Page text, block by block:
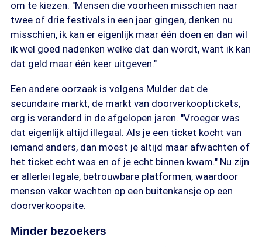
om te kiezen. "Mensen die voorheen misschien naar
twee of drie festivals in een jaar gingen, denken nu
misschien, ik kan er eigenlijk maar één doen en dan wil
ik wel goed nadenken welke dat dan wordt, want ik kan
dat geld maar één keer uitgeven."
Een andere oorzaak is volgens Mulder dat de
secundaire markt, de markt van doorverkooptickets,
erg is veranderd in de afgelopen jaren. "Vroeger was
dat eigenlijk altijd illegaal. Als je een ticket kocht van
iemand anders, dan moest je altijd maar afwachten of
het ticket echt was en of je echt binnen kwam." Nu zijn
er allerlei legale, betrouwbare platformen, waardoor
mensen vaker wachten op een buitenkansje op een
doorverkoopsite.
Minder bezoekers